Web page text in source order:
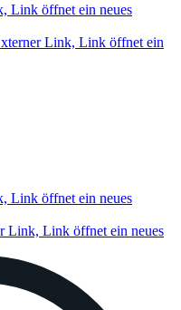
Link öffnet ein neues
Link, Link öffnet ein
Link öffnet ein neues
Link, Link öffnet ein neues